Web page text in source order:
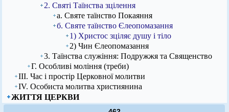
2. Святі Таїнства зцілення
а. Святе таїнство Покаяння
б. Святе таїнство Єлеопомазання
1) Христос зціляє душу і тіло
2) Чин Єлеопомазання
3. Таїнства служіння: Подружжя та Священство
Г. Особливі моління (треби)
ІІІ. Час і простір Церковної молитви
ІV. Особиста молитва християнина
ЖИТТЯ ЦЕРКВИ